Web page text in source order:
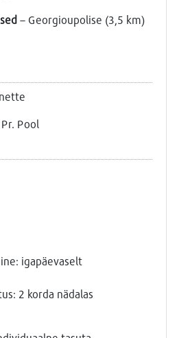
– Georgioupolise (3,5 km)
Pool
igapäevaselt
2 korda nädalas